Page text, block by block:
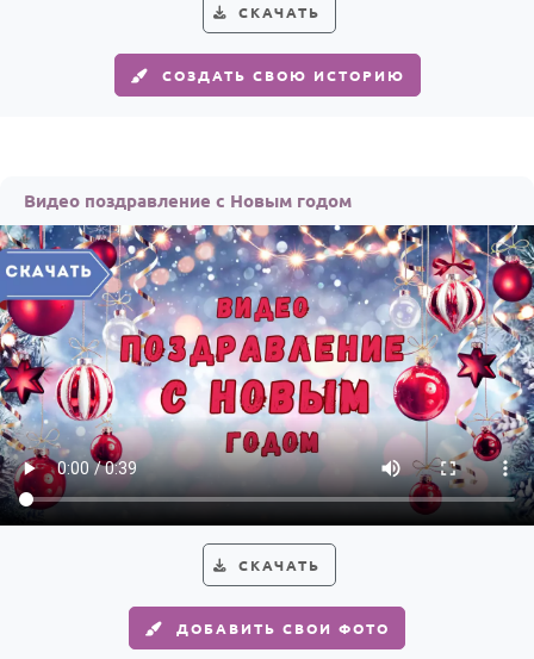
СКАЧАТЬ
СОЗДАТЬ СВОЮ ИСТОРИЮ
Видео поздравление с Новым годом
СКАЧАТЬ
ДОБАВИТЬ СВОИ ФОТО